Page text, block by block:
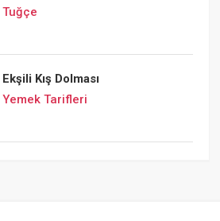
Tuğçe
Ekşili Kış Dolması
Yemek Tarifleri